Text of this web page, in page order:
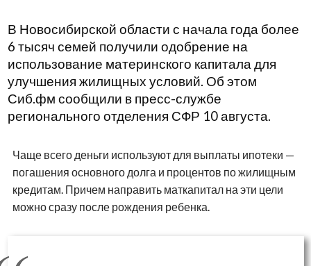
В Новосибирской области с начала года более
6 тысяч семей получили одобрение на
использование материнского капитала для
улучшения жилищных условий. Об этом
Сиб.фм сообщили в пресс-службе
регионального отделения СФР 10 августа.
Чаще всего деньги используют для выплаты ипотеки —
погашения основного долга и процентов по жилищным
кредитам. Причем направить маткапитал на эти цели
можно сразу после рождения ребенка.